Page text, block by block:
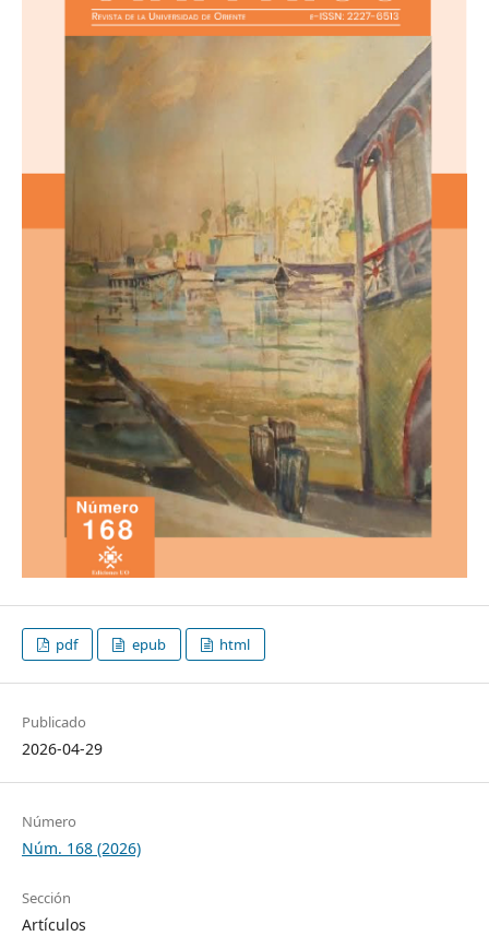
pdf epub html
Publicado
2026-04-29
Número
Núm. 168 (2026)
Sección
Artículos